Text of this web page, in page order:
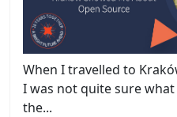
When I travelled to
I was not quite sure
the...